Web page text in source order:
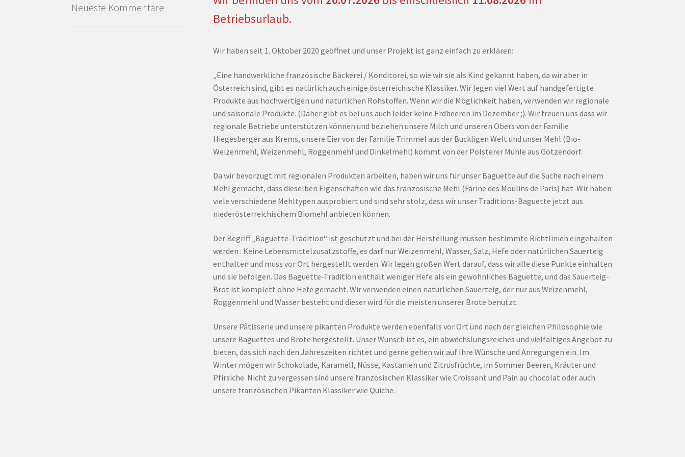
Betriebsurlaub.
Wir haben seit 1. Oktober 2020 geöffnet und unser Projekt ist ganz einfach zu erklären:
„Eine handwerkliche französische Bäckerei / Konditorei, so wie wir sie als Kind gekannt haben, da wir aber in
Österreich sind, gibt es natürlich auch einige österreichische Klassiker. Wir legen viel Wert auf handgefertigte
Produkte aus hochwertigen und natürlichen Rohstoffen. Wenn wir die Möglichkeit haben, verwenden wir regionale
und saisonale Produkte. (Daher gibt es bei uns auch leider keine Erdbeeren im Dezember ;). Wir freuen uns dass wir
regionale Betriebe unterstützen können und beziehen unsere Milch und unseren Obers von der Familie
Hiegesberger aus Krems, unsere Eier von der Familie Trimmel aus der Buckligen Welt und unser Mehl (Bio-
Weizenmehl, Weizenmehl, Roggenmehl und Dinkelmehl) kommt von der Polsterer Mühle aus Götzendorf.
Da wir bevorzugt mit regionalen Produkten arbeiten, haben wir uns für unser Baguette auf die Suche nach einem
Mehl gemacht, dass dieselben Eigenschaften wie das französische Mehl (Farine des Moulins de Paris) hat. Wir haben
viele verschiedene Mehltypen ausprobiert und sind sehr stolz, dass wir unser Traditions-Baguette jetzt aus
niederösterreichischem Biomehl anbieten können.
Der Begriff „Baguette-Tradition“ ist geschützt und bei der Herstellung müssen bestimmte Richtlinien eingehalten
werden : Keine Lebensmittelzusatzstoffe, es darf nur Weizenmehl, Wasser, Salz, Hefe oder natürlichen Sauerteig
enthalten und muss vor Ort hergestellt werden. Wir legen großen Wert darauf, dass wir alle diese Punkte einhalten
und sie befolgen. Das Baguette-Tradition enthält weniger Hefe als ein gewöhnliches Baguette, und das Sauerteig-
Brot ist komplett ohne Hefe gemacht. Wir verwenden einen natürlichen Sauerteig, der nur aus Weizenmehl,
Roggenmehl und Wasser besteht und dieser wird für die meisten unserer Brote benutzt.
Unsere Pâtisserie und unsere pikanten Produkte werden ebenfalls vor Ort und nach der gleichen Philosophie wie
unsere Baguettes und Brote hergestellt. Unser Wunsch ist es, ein abwechslungsreiches und vielfältiges Angebot zu
bieten, das sich nach den Jahreszeiten richtet und gerne gehen wir auf Ihre Wünsche und Anregungen ein. Im
Winter mögen wir Schokolade, Karamell, Nüsse, Kastanien und Zitrusfrüchte, im Sommer Beeren, Kräuter und
Pfirsiche. Nicht zu vergessen sind unsere französischen Klassiker wie Croissant und Pain au chocolat oder auch
unsere französischen Pikanten Klassiker wie Quiche.
Neueste Kommentare